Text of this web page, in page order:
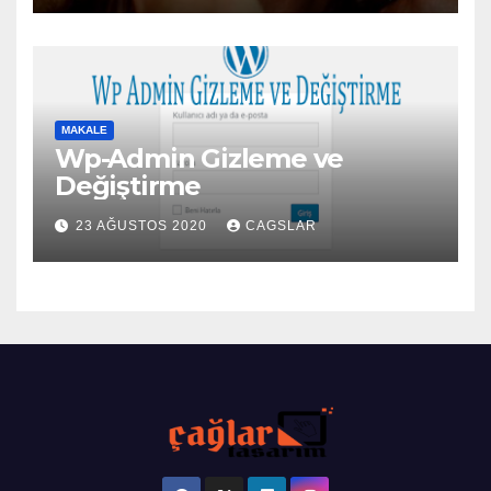
MAKALE
Wp-Admin Gizleme ve
Değiştirme
23 AĞUSTOS 2020 CAGSLAR